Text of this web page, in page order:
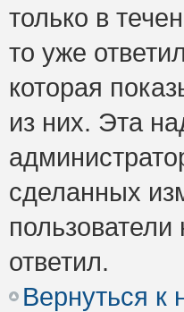
только в
то уже
которая
из них. Эта
сделанных
ответил.
Вернуться к